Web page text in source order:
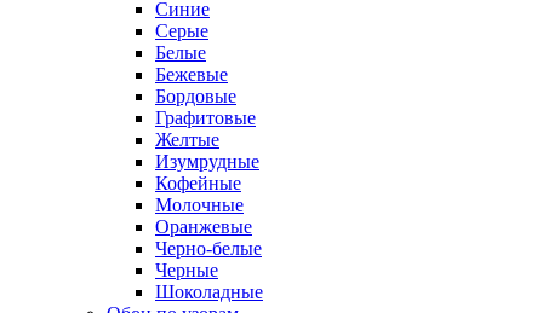
Синие
Серые
Белые
Бежевые
Бордовые
Графитовые
Желтые
Изумрудные
Кофейные
Молочные
Оранжевые
Черно-белые
Черные
Шоколадные